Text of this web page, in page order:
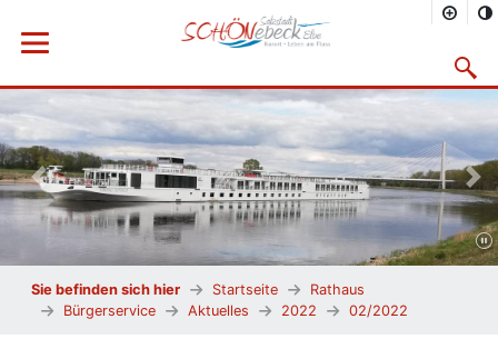
Menü öffnen
Vorheriges Bild
Sie befinden sich hier Startseite
Rathaus
Bürgerservice
Aktuelles 2022 02/2022